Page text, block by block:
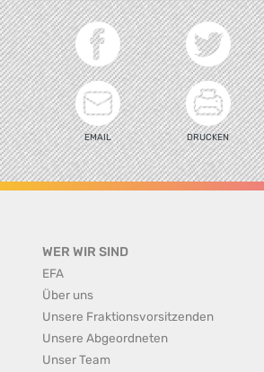
EMAIL DRUCKEN
WER WIR SIND
EFA
Über uns
Unsere Fraktionsvorsitzenden
Unsere Abgeordneten
Unser Team